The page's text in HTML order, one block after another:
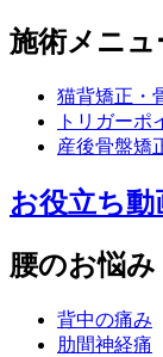
施術メニュ
猫背矯正・
トリガーポ
産後骨盤矯
お役立ち動
腰のお悩み
背中の痛み
肋間神経痛